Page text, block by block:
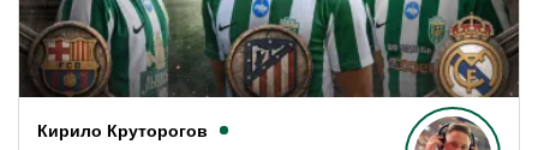
Кирило Круторогов